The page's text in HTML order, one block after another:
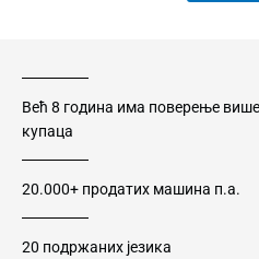
Већ 8 година има поверење
купаца
20.000+ продатих машина п.а.
20 подржаних језика